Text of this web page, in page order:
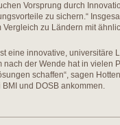
Vorsprung durch
zu sichern.“
zu Ländern mit
eine innovative, universitäre
nach der Wende hat in vielen
schaffen“, sagen
und DOSB ankommen.